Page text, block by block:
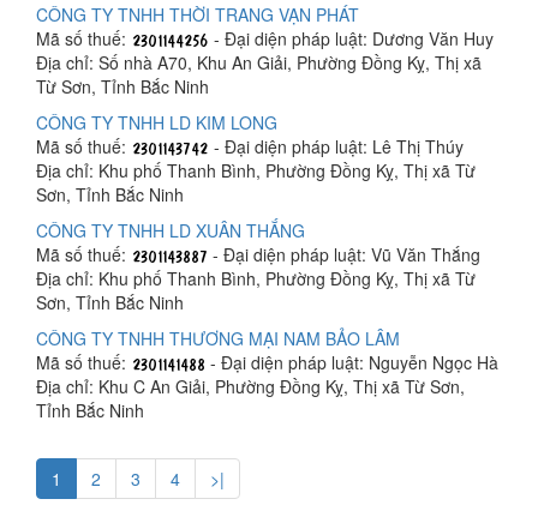
CÔNG TY TNHH THỜI TRANG VẠN PHÁT
Mã số thuế:
- Đại diện pháp luật: Dương Văn Huy
Địa chỉ: Số nhà A70, Khu An Giải, Phường Đồng Kỵ, Thị xã
Từ Sơn, Tỉnh Bắc Ninh
CÔNG TY TNHH LD KIM LONG
Mã số thuế:
- Đại diện pháp luật: Lê Thị Thúy
Địa chỉ: Khu phố Thanh Bình, Phường Đồng Kỵ, Thị xã Từ
Sơn, Tỉnh Bắc Ninh
CÔNG TY TNHH LD XUÂN THẮNG
Mã số thuế:
- Đại diện pháp luật: Vũ Văn Thắng
Địa chỉ: Khu phố Thanh Bình, Phường Đồng Kỵ, Thị xã Từ
Sơn, Tỉnh Bắc Ninh
CÔNG TY TNHH THƯƠNG MẠI NAM BẢO LÂM
Mã số thuế:
- Đại diện pháp luật: Nguyễn Ngọc Hà
Địa chỉ: Khu C An Giải, Phường Đồng Kỵ, Thị xã Từ Sơn,
Tỉnh Bắc Ninh
1 2 3 4 >|